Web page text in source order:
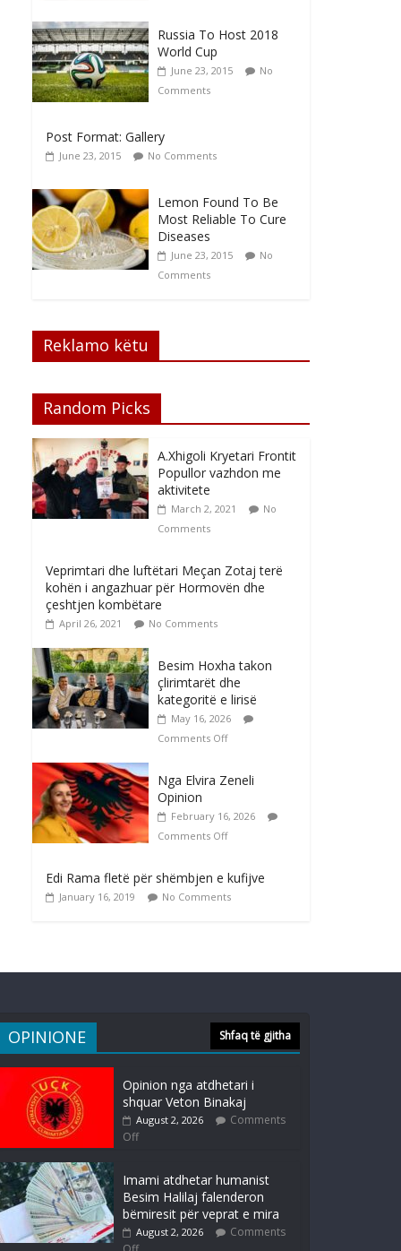
Russia To Host 2018
World Cup
June 23, 2015
No
Comments
Post Format: Gallery
June 23, 2015 No Comments
Lemon Found To Be
Most Reliable To Cure
Diseases
June 23, 2015
No
Comments
Reklamo këtu
Random Picks
A.Xhigoli Kryetari Frontit
Popullor vazhdon me
aktivitete
March 2, 2021
No
Comments
Veprimtari dhe luftëtari Meçan Zotaj terë
kohën i angazhuar për Hormovën dhe
çeshtjen kombëtare
April 26, 2021 No Comments
Besim Hoxha takon
çlirimtarët dhe
kategoritë e lirisë
May 16, 2026
Comments Off
Nga Elvira Zeneli
Opinion
February 16, 2026
Comments Off
Edi Rama fletë për shëmbjen e kufijve
January 16, 2019 No Comments
OPINIONE Shfaq të gjitha
Opinion nga atdhetari i
shquar Veton Binakaj
August 2, 2026
Comments
Off
Imami atdhetar humanist
Besim Halilaj falenderon
bëmiresit për veprat e mira
August 2, 2026
Comments